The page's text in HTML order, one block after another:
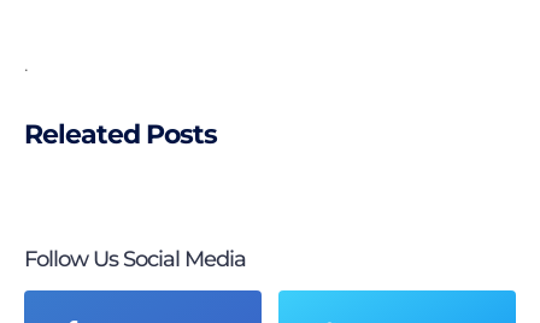
.
Releated Posts
Follow Us Social Media